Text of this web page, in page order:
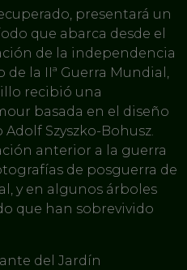
presentará un
que abarca desde el
de la independencia
la IIª Guerra Mundial,
recibió una
basada en el diseño
Szyszko-Bohusz.
anterior a la guerra
de posguerra de
y en algunos árboles
que han sobrevivido
del Jardín